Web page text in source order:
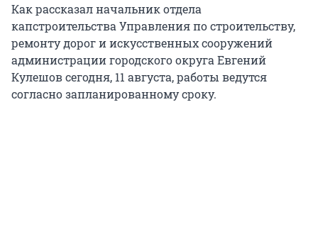
Как рассказал начальник отдела
капстроительства Управления по строительству,
ремонту дорог и искусственных сооружений
администрации городского округа Евгений
Кулешов сегодня, 11 августа, работы ведутся
согласно запланированному сроку.